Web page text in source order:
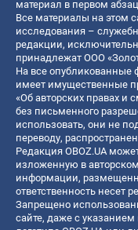
материал в первом
Все материалы на этом
исследования –
редакции,
принадлежат ООО
На все опубликованные
имеет имущественные
«Об авторских правах и
без письменного
использовать, они не
переводу,
Редакция OBOZ.UA
изложенную в
информации,
ответственность несет
Запрещено
сайте, даже с указанием